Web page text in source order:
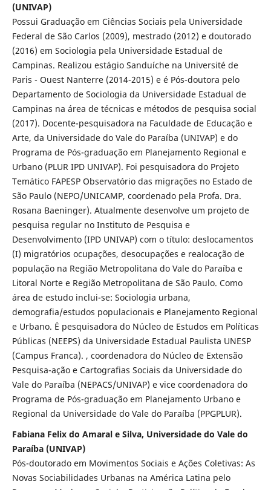
(UNIVAP)
Possui Graduação em Ciências Sociais pela Universidade
Federal de São Carlos (2009), mestrado (2012) e doutorado
(2016) em Sociologia pela Universidade Estadual de
Campinas. Realizou estágio Sanduíche na Université de
Paris - Ouest Nanterre (2014-2015) e é Pós-doutora pelo
Departamento de Sociologia da Universidade Estadual de
Campinas na área de técnicas e métodos de pesquisa social
(2017). Docente-pesquisadora na Faculdade de Educação e
Arte, da Universidade do Vale do Paraíba (UNIVAP) e do
Programa de Pós-graduação em Planejamento Regional e
Urbano (PLUR IPD UNIVAP). Foi pesquisadora do Projeto
Temático FAPESP Observatório das migrações no Estado de
São Paulo (NEPO/UNICAMP, coordenado pela Profa. Dra.
Rosana Baeninger). Atualmente desenvolve um projeto de
pesquisa regular no Instituto de Pesquisa e
Desenvolvimento (IPD UNIVAP) com o título: deslocamentos
(I) migratórios ocupações, desocupações e realocação de
população na Região Metropolitana do Vale do Paraíba e
Litoral Norte e Região Metropolitana de São Paulo. Como
área de estudo inclui-se: Sociologia urbana,
demografia/estudos populacionais e Planejamento Regional
e Urbano. É pesquisadora do Núcleo de Estudos em Políticas
Públicas (NEEPS) da Universidade Estadual Paulista UNESP
(Campus Franca). , coordenadora do Núcleo de Extensão
Pesquisa-ação e Cartografias Sociais da Universidade do
Vale do Paraíba (NEPACS/UNIVAP) e vice coordenadora do
Programa de Pós-graduação em Planejamento Urbano e
Regional da Universidade do Vale do Paraíba (PPGPLUR).
Fabiana Felix do Amaral e Silva, Universidade do Vale do
Paraíba (UNIVAP)
Pós-doutorado em Movimentos Sociais e Ações Coletivas: As
Novas Sociabilidades Urbanas na América Latina pelo